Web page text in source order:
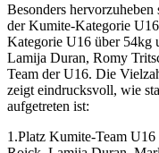
Besonders
der Kumite-Kategorie
Kategorie U16 über 54kg
Lamija Duran, Romy
Team der U16. Die
zeigt eindrucksvoll, wie
aufgetreten ist:
1.Platz Kumite-Team